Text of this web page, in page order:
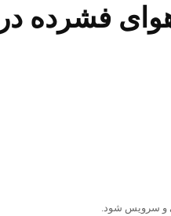
فشرده در
و سرویس شود.